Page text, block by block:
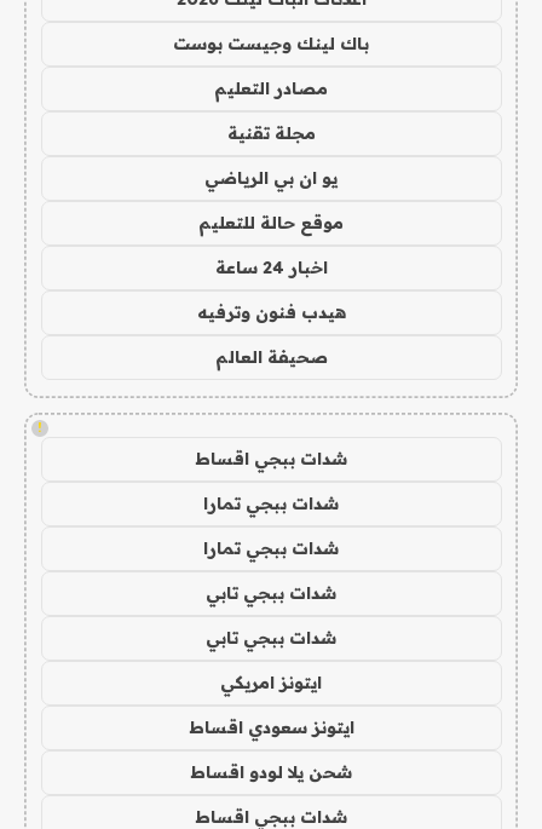
باك لينك وجيست بوست
مصادر التعليم
مجلة تقنية
يو ان بي الرياضي
موقع حالة للتعليم
اخبار 24 ساعة
هيدب فنون وترفيه
صحيفة العالم
!
شدات ببجي اقساط
شدات ببجي تمارا
شدات ببجي تمارا
شدات ببجي تابي
شدات ببجي تابي
ايتونز امريكي
ايتونز سعودي اقساط
شحن يلا لودو اقساط
شدات ببجي اقساط